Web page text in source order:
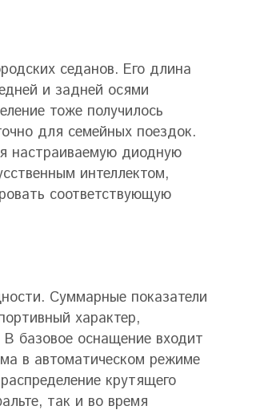
седанов. Его длина
и задней осями
тоже получилось
для семейных поездок.
настраиваемую диодную
интеллектом,
соответствующую
Суммарные показатели
характер,
В базовое оснащение входит
в автоматическом режиме
крутящего
так и во время